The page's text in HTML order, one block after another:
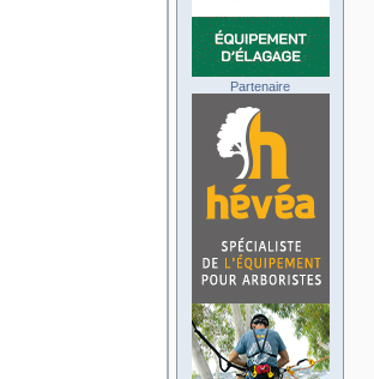
Partenaire